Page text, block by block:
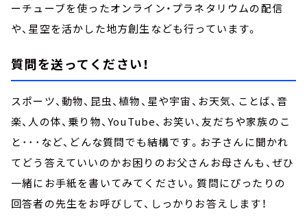
ーチューブを使ったオンライン・プラネタリウムの配信
や、星空を活かした地方創生なども行っています。
質問を送ってください！
スポーツ、動物、昆虫、植物、星や宇宙、お天気、ことば、音
楽、人の体、乗り物、YouTube、お笑い、友だちや家族のこ
と･･･など、どんな質問でも結構です。お子さんに聞かれ
てどう答えていいのかお困りのお父さんお母さんも、ぜひ
一緒にお手紙を書いてみてください。質問にぴったりの
回答者の先生をお呼びして、しっかりお答えします！